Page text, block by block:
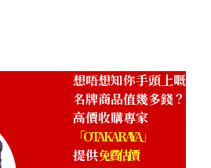
想唔想知你手頭上嘅
名牌商品值幾多錢？
高價收購專家
「OTAKARAYA」
提供免費估價